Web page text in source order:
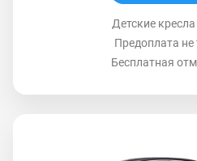
Детские
Предоплата не
Бесплатная